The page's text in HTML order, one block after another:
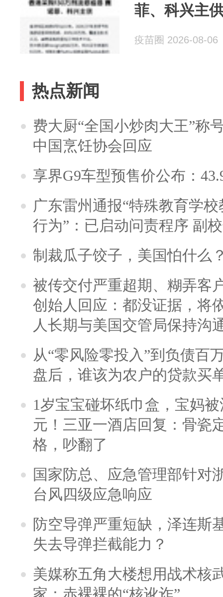
菲、科兴主
疫苗圈 2026-08-06
热点新闻
费大厨“全国小炒肉大王”称
中国烹饪协会回应
享界G9车型预售价公布：
广东雷州通报“特殊教育学
行为”：已启动问责程序 副
制裁瓜子饺子，美国怕什么
被传交付严重超期、糊弄客
创始人回应：都没证据，将
人长期与美国交管局保持沟
从“零风险零投入”到负债百
盘后，谁该为农户的贷款买
1岁宝宝碰坏纸巾盒，宝妈
元！三亚一酒店回复：骨瓷
格，吵翻了
国家防总、应急管理部针对
台风四级应急响应
防空导弹严重短缺，泽连斯
失去导弹拦截能力？
美媒称五角大楼想用战术核
家：赤裸裸的“核讹诈”